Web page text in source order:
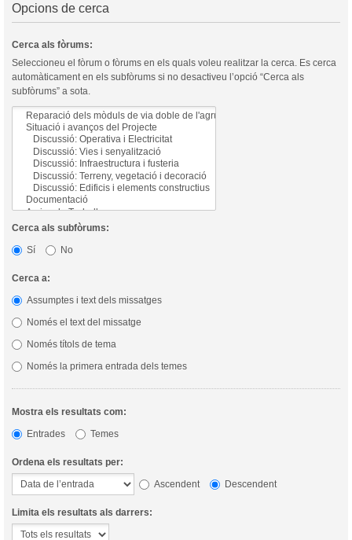
Opcions de cerca
Cerca als fòrums:
Seleccioneu el fòrum o fòrums en els quals voleu realitzar la cerca. Es cerca
automàticament en els subfòrums si no desactiveu l’opció “Cerca als
subfòrums” a sota.
Cerca als subfòrums:
Sí
No
Cerca a:
Assumptes i text dels missatges
Només el text del missatge
Només títols de tema
Només la primera entrada dels temes
Mostra els resultats com:
Entrades
Temes
Ordena els resultats per:
Ascendent
Descendent
Limita els resultats als darrers: